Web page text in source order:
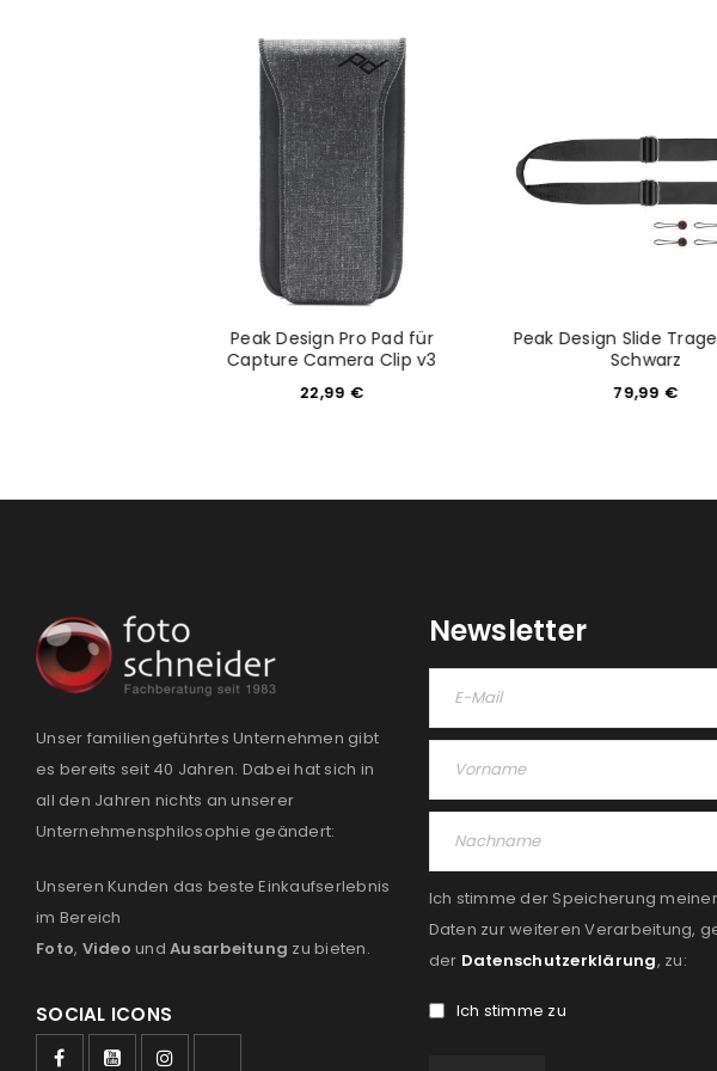
Anmeldeformular geschützt durch
ANMELDEN
PASSWORT VERGESSEN?
Peak Design Pro Pad für
Capture Camera Clip v3
22,99 €
Peak Design Slide
Schwarz
79,99 €
Unser familiengeführtes Unternehmen gibt
es bereits seit 40 Jahren. Dabei hat sich in
all den Jahren nichts an unserer
Unternehmensphilosophie geändert:
Unseren Kunden das beste Einkaufserlebnis
im Bereich
Foto, Video und Ausarbeitung zu bieten.
SOCIAL ICONS
Newsletter
Ich stimme der Speicherung meiner
Daten zur weiteren Verarbeitung,
der Datenschutzerklärung, zu:
Ich stimme zu